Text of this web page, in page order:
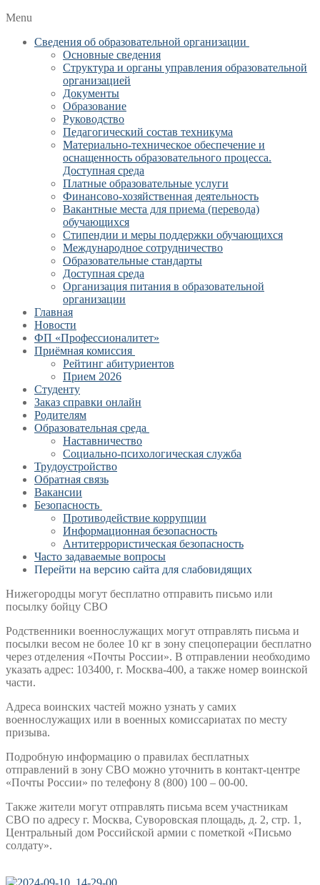
Menu
Сведения об образовательной организации
Основные сведения
Структура и органы управления образовательной
организацией
Документы
Образование
Руководство
Педагогический состав техникума
Материально-техническое обеспечение и
оснащенность образовательного процесса.
Доступная среда
Платные образовательные услуги
Финансово-хозяйственная деятельность
Вакантные места для приема (перевода)
обучающихся
Стипендии и меры поддержки обучающихся
Международное сотрудничество
Образовательные стандарты
Доступная среда
Организация питания в образовательной
организации
Главная
Новости
ФП «Профессионалитет»
Приёмная комиссия
Рейтинг абитуриентов
Прием 2026
Студенту
Заказ справки онлайн
Родителям
Образовательная среда
Наставничество
Социально-психологическая служба
Трудоустройство
Обратная связь
Вакансии
Безопасность
Противодействие коррупции
Информационная безопасность
Антитеррористическая безопасность
Часто задаваемые вопросы
Перейти на версию сайта для слабовидящих
Нижегородцы могут бесплатно отправить письмо или
посылку бойцу СВО
Родственники военнослужащих могут отправлять письма и
посылки весом не более 10 кг в зону спецоперации бесплатно
через отделения «Почты России». В отправлении необходимо
указать адрес: 103400, г. Москва-400, а также номер воинской
части.
Адреса воинских частей можно узнать у самих
военнослужащих или в военных комиссариатах по месту
призыва.
Подробную информацию о правилах бесплатных
отправлений в зону СВО можно уточнить в контакт-центре
«Почты России» по телефону 8 (800) 100 – 00-00.
Также жители могут отправлять письма всем участникам
СВО по адресу г. Москва, Суворовская площадь, д. 2, стр. 1,
Центральный дом Российской армии с пометкой «Письмо
солдату».